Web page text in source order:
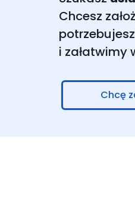
Chcę
Chcesz
i załatwimy